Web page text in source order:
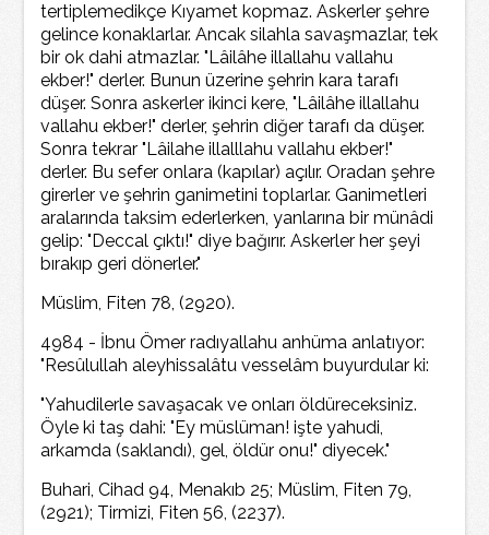
tertiplemedikçe Kıyamet kopmaz. Askerler şehre
gelince konaklarlar. Ancak silahla savaşmazlar, tek
bir ok dahi atmazlar. "Lâilâhe illallahu vallahu
ekber!" derler. Bunun üzerine şehrin kara tarafı
düşer. Sonra askerler ikinci kere, "Lâilâhe illallahu
vallahu ekber!" derler, şehrin diğer tarafı da düşer.
Sonra tekrar "Lâilahe illalllahu vallahu ekber!"
derler. Bu sefer onlara (kapılar) açılır. Oradan şehre
girerler ve şehrin ganimetini toplarlar. Ganimetleri
aralarında taksim ederlerken, yanlarına bir münâdi
gelip: "Deccal çıktı!" diye bağırır. Askerler her şeyi
bırakıp geri dönerler."
Müslim, Fiten 78, (2920).
4984 - İbnu Ömer radıyallahu anhüma anlatıyor:
"Resûlullah aleyhissalâtu vesselâm buyurdular ki:
"Yahudilerle savaşacak ve onları öldüreceksiniz.
Öyle ki taş dahi: "Ey müslüman! işte yahudi,
arkamda (saklandı), gel, öldür onu!" diyecek."
Buhari, Cihad 94, Menakıb 25; Müslim, Fiten 79,
(2921); Tirmizi, Fiten 56, (2237).